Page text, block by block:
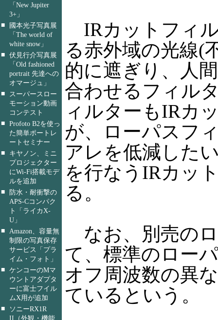
「New Jupiter
3+」
■
國本光子写真展
「The world of
white snow」
■ 伏見行介写真展
「Old fashioned
portrait 先達への
オマージュ」
■
スーパースロー
モーション動画
コンテスト
■ Profoto B2を使っ
た簡単ポートレ
ートセミナー
■
キヤノン、ミニ
プロジェクター
にWi-Fi搭載モデ
ルを追加
■
防水・耐衝撃の
APS-Cコンパク
ト「ライカX-
U」
■
Amazon、容量無
制限の写真保存
サービス「プラ
イム・フォト」
■ ケンコーのMマ
ウントアダプタ
ーに富士フイル
ムX用が追加
■
ソニーRX1R
II（外観・機能
IRカットフィ
る赤外域の光線(
的に遮ぎり、人
合わせるフィル
ィルターもIRカ
が、ローパスフ
アレを低減した
を行なうIRカッ
る。
なお、別売の
て、標準のロー
オフ周波数の異
ているという。